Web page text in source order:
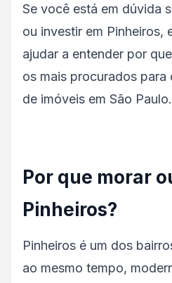
Se você está em dúvida
ou investir em Pinheiros,
ajudar a entender por
os mais procurados para
de imóveis em São Paulo.
Por que morar
Pinheiros?
Pinheiros é um dos
ao mesmo tempo,